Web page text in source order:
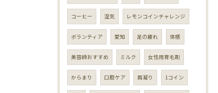
コーヒー 湿気 レモンコインチャレンジ
ボランティア 愛知 足の疲れ 体感
美容師おすすめ ミルク 女性用育毛剤
からまり 口腔ケア 肩凝り 1コイン